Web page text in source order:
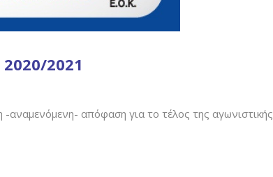
2021
απόφαση για το τέλος της αγωνιστικής